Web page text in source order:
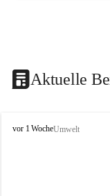
Aktuelle
V
vor 1 WocheUmwelt